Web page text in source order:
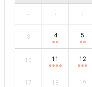
- - -
3 4 5
10 11 12
17 18 19